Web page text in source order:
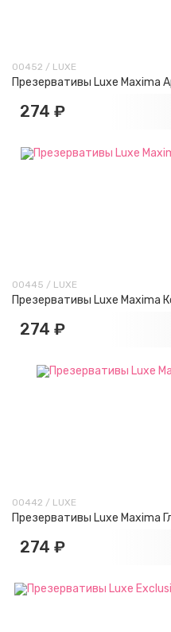
00452 / LUXE
Презервативы Luxe Maxima
274 ₽
00445 / LUXE
Презервативы Luxe Maxima
274 ₽
00442 / LUXE
Презервативы Luxe Maxima
274 ₽